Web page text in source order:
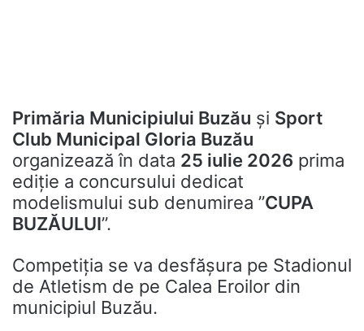
Primăria Municipiului Buzău și Sport
Club Municipal Gloria Buzău
organizează în data 25 iulie 2026 prima
ediție a concursului dedicat
modelismului sub denumirea ”CUPA
BUZĂULUI”.
Competiția se va desfășura pe Stadionul
de Atletism de pe Calea Eroilor din
municipiul Buzău.